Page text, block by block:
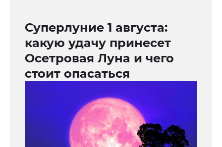
Суперлуние 1 августа:
какую удачу принесет
Осетровая Луна и чего
стоит опасаться